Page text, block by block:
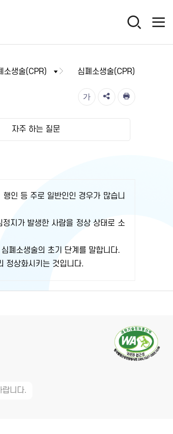
소생술(CPR) 심폐소생술(CPR)
가
자주 하는 질문
인 등 주로 일반인인 경우가 많습니
지가 발생한 사람을 정상 상태로 소
폐소생술의 초기 단계를 말합니다.
정상화시키는 것입니다.
랍니다.